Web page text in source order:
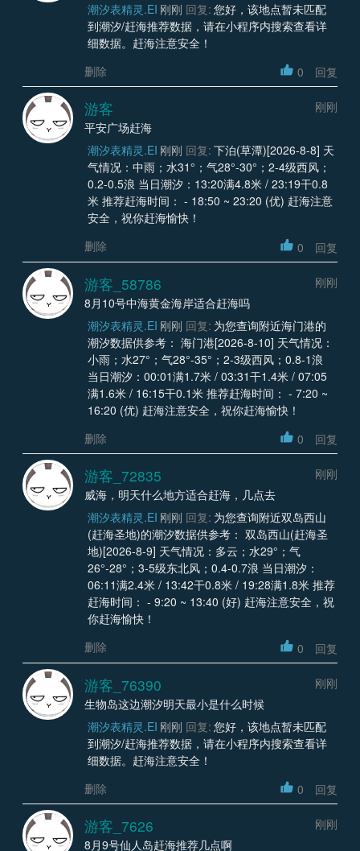
潮汐表精灵.EI 刚刚 回复: 您好，该地点暂未匹配
到潮汐/赶海推荐数据，请在小程序内搜索查看详
细数据。赶海注意安全！
删除
0 回复
游客
刚刚
平安广场赶海
潮汐表精灵.EI 刚刚 回复: 下泊(草潭)[2026-8-8] 天
气情况：中雨；水31°；气28°-30°；2-4级西风；
0.2-0.5浪 当日潮汐：13:20满4.8米 / 23:19干0.8
米 推荐赶海时间： - 18:50 ~ 23:20 (优) 赶海注意
安全，祝你赶海愉快！
删除
0 回复
游客_58786
刚刚
8月10号中海黄金海岸适合赶海吗
潮汐表精灵.EI 刚刚 回复: 为您查询附近海门港的
潮汐数据供参考： 海门港[2026-8-10] 天气情况：
小雨；水27°；气28°-35°；2-3级西风；0.8-1浪
当日潮汐：00:01满1.7米 / 03:31干1.4米 / 07:05
满1.6米 / 16:15干0.1米 推荐赶海时间： - 7:20 ~
16:20 (优) 赶海注意安全，祝你赶海愉快！
删除
0 回复
游客_72835
刚刚
威海，明天什么地方适合赶海，几点去
潮汐表精灵.EI 刚刚 回复: 为您查询附近双岛西山
(赶海圣地)的潮汐数据供参考： 双岛西山(赶海圣
地)[2026-8-9] 天气情况：多云；水29°；气
26°-28°；3-5级东北风；0.4-0.7浪 当日潮汐：
06:11满2.4米 / 13:42干0.8米 / 19:28满1.8米 推荐
赶海时间： - 9:20 ~ 13:40 (好) 赶海注意安全，祝
你赶海愉快！
删除
0 回复
游客_76390
刚刚
生物岛这边潮汐明天最小是什么时候
潮汐表精灵.EI 刚刚 回复: 您好，该地点暂未匹配
到潮汐/赶海推荐数据，请在小程序内搜索查看详
细数据。赶海注意安全！
删除
0 回复
游客_7626
刚刚
8月9号仙人岛赶海推荐几点啊